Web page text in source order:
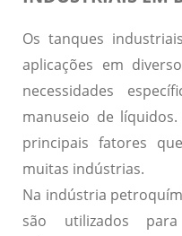
Os tanques
aplicações em
necessidades
manuseio de
principais fatores
muitas indústrias.
Na indústria
são utilizados para